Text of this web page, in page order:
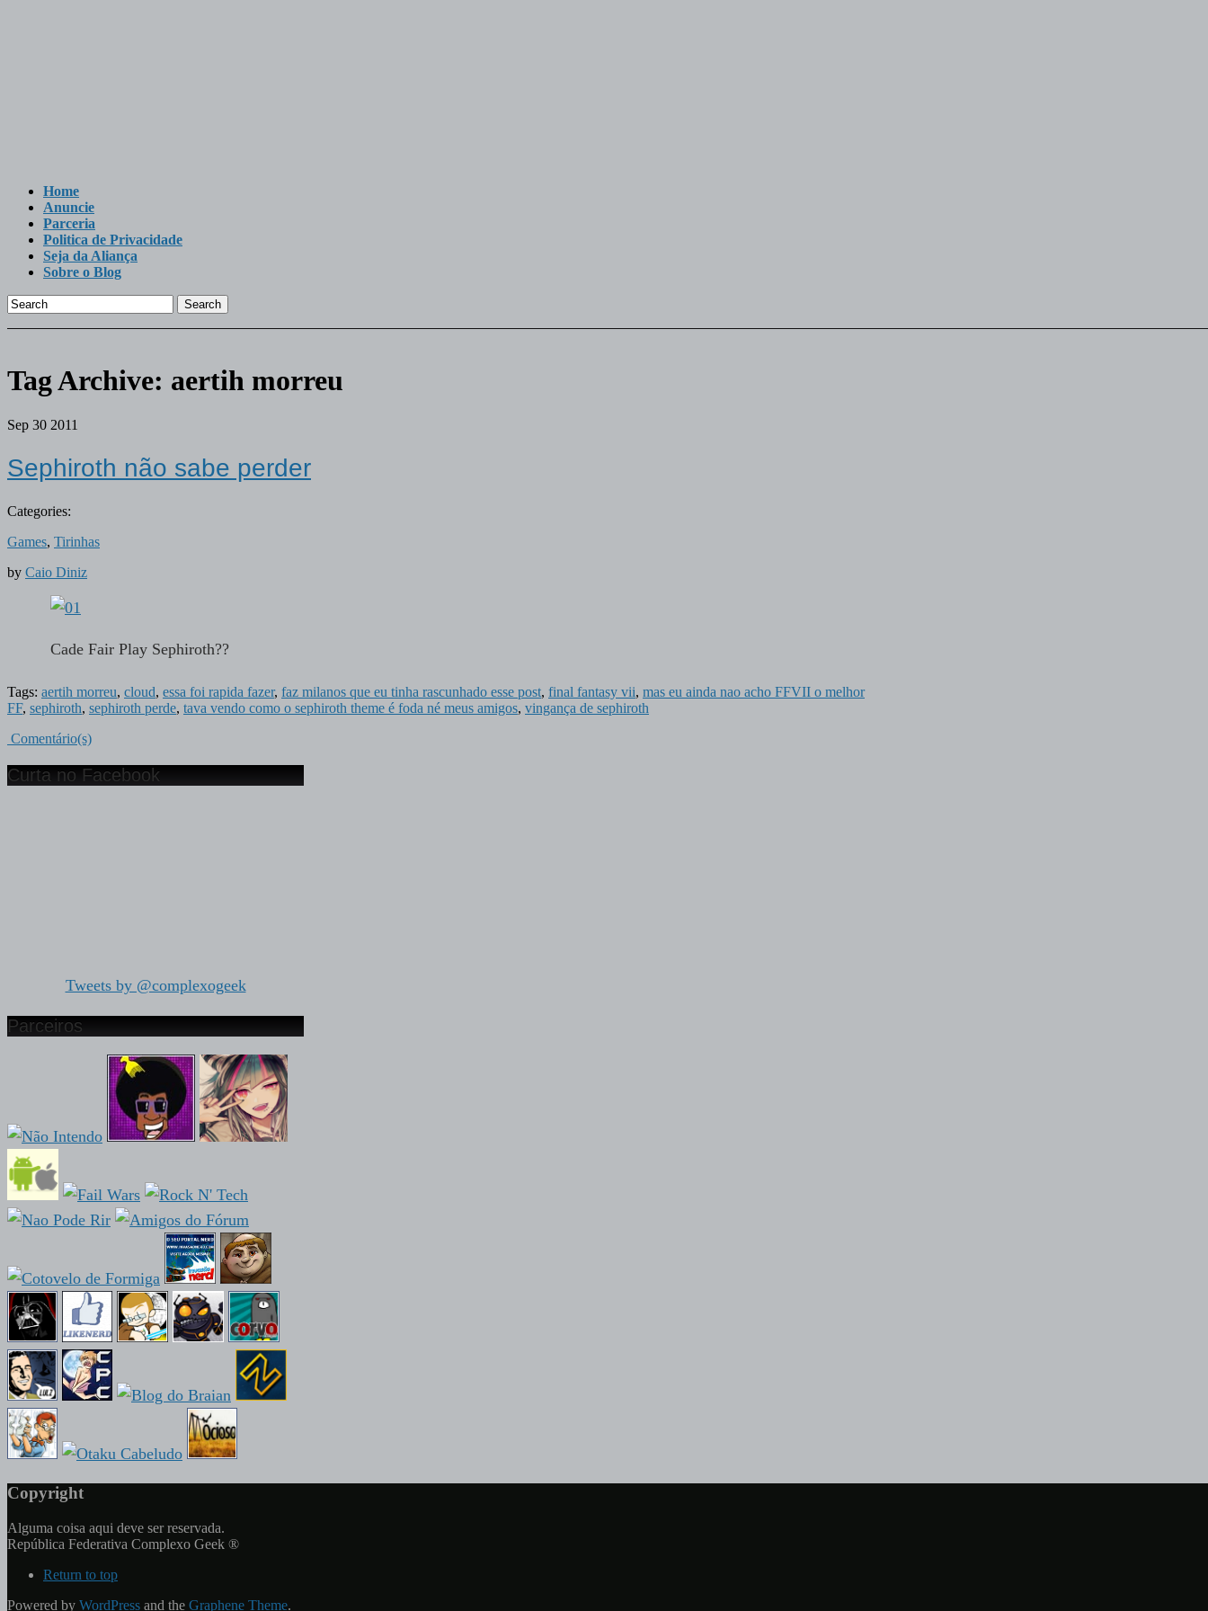
Home
Anuncie
Parceria
Politica de Privacidade
Seja da Aliança
Sobre o Blog
Search
Tag Archive: aertih morreu
Sep 30 2011
Sephiroth não sabe perder
Categories:
Games, Tirinhas
by Caio Diniz
Cade Fair Play Sephiroth??
Tags: aertih morreu, cloud, essa foi rapida fazer, faz milanos que eu tinha rascunhado esse post, final fantasy vii, mas eu ainda nao acho FFVII o melhor
FF, sephiroth, sephiroth perde, tava vendo como o sephiroth theme é foda né meus amigos, vingança de sephiroth
Comentário(s)
Curta no Facebook
Tweets by @complexogeek
Parceiros
Copyright
Alguma coisa aqui deve ser reservada.
República Federativa Complexo Geek ®
Return to top
Powered by WordPress and the Graphene Theme.